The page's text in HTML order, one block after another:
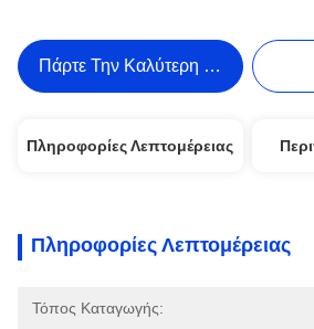
Πάρτε Την Καλύτερη Τιμή
Πληροφορίες Λεπτομέρειας
Πληροφορίες Λεπτομέρειας
Τόπος Καταγωγής: